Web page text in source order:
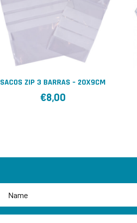
SACOS ZIP 3 BARRAS – 20X9CM
€8,00